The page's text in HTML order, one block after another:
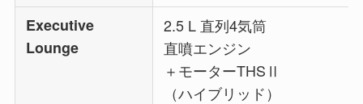
Executive
Lounge
2.5 L 直列4気筒
直噴エンジン
＋モーターTHSⅡ
（ハイブリッド）